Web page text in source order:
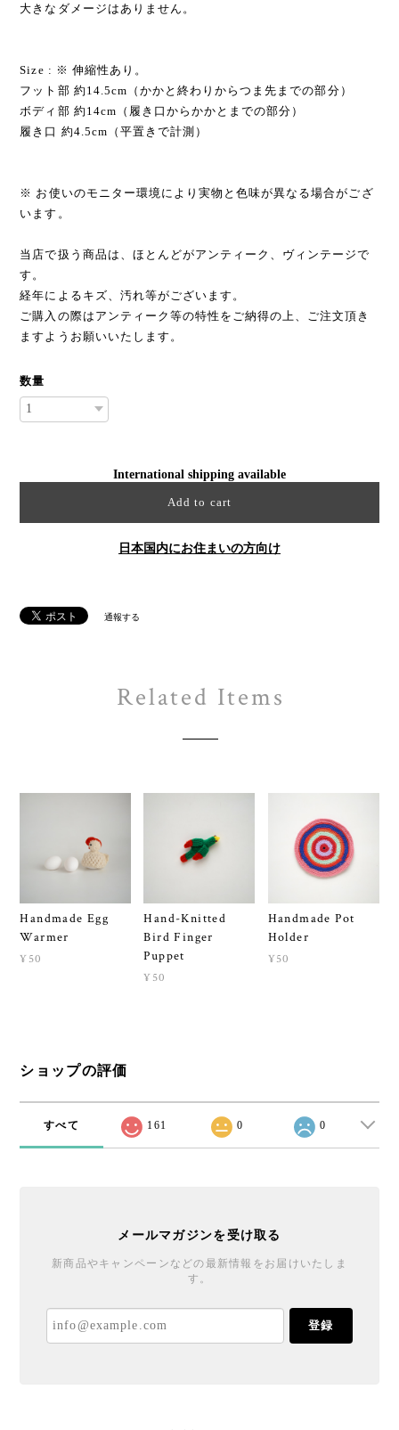
大きなダメージはありません。
Size : ※ 伸縮性あり。
フット部 約14.5cm（かかと終わりからつま先までの部分）
ボディ部 約14cm（履き口からかかとまでの部分）
履き口 約4.5cm（平置きで計測）
※ お使いのモニター環境により実物と色味が異なる場合がござ
います。
当店で扱う商品は、ほとんどがアンティーク、ヴィンテージで
す。
経年によるキズ、汚れ等がございます。
ご購入の際はアンティーク等の特性をご納得の上、ご注文頂き
ますようお願いいたします。
数量
International shipping available
Add to cart
日本国内にお住まいの方向け
通報する
Related Items
Handmade Egg
Warmer
¥50
Hand-Knitted
Bird Finger
Puppet
¥50
Handmade Pot
Holder
¥50
ショップの評価
すべて 161 0 0
メールマガジンを受け取る
新商品やキャンペーンなどの最新情報をお届けいたしま
す。
登録